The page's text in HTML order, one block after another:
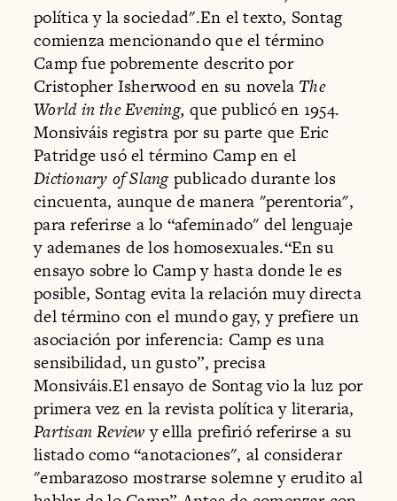
política y la sociedad".En el texto, Sontag
comienza mencionando que el término
Camp fue pobremente descrito por
Cristopher Isherwood en su novela The
World in the Evening, que publicó en 1954.
Monsiváis registra por su parte que Eric
Patridge usó el término Camp en el
Dictionary of Slangpublicado durante los
cincuenta, aunque de manera "perentoria",
para referirse a lo “afeminado" del lenguaje
y ademanes de los homosexuales.“En su
ensayo sobre lo Camp y hasta donde le es
posible, Sontag evita la relación muy directa
del término con el mundo gay, y prefiere un
asociación por inferencia: Camp es una
sensibilidad, un gusto”, precisa
Monsiváis.El ensayo de Sontag vio la luz por
primera vez en la revista política y literaria,
Partisan Reviewy ellla prefirió referirse a su
listado como “anotaciones", al considerar
"embarazoso mostrarse solemne y erudito al